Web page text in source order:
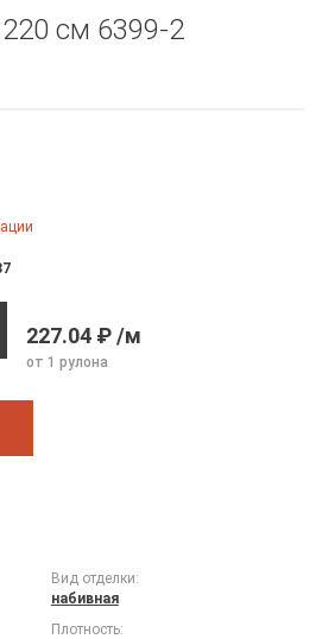
см 6399-2
227.04 ₽ /м
от 1 рулона
Вид отделки:
набивная
Плотность: